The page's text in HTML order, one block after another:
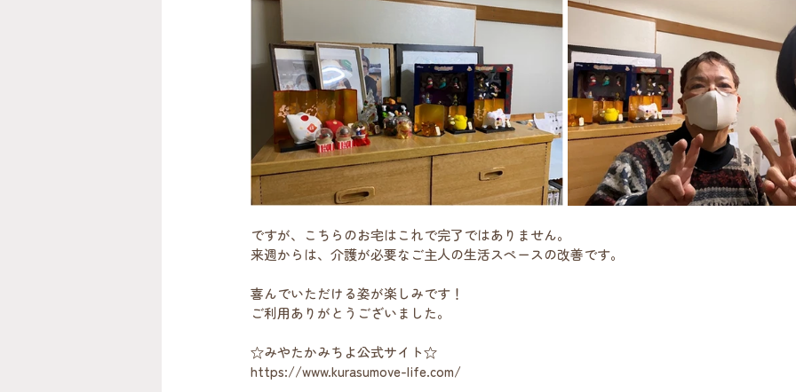
ですが、こちらのお宅はこれで完了ではありません。
来週からは、介護が必要なご主人の生活スペースの改善です。
喜んでいただける姿が楽しみです！
ご利用ありがとうございました。
☆みやたかみちよ公式サイト☆
https://www.kurasumove-life.com/